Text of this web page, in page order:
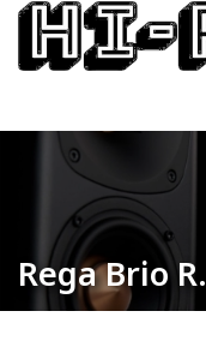
Rega Brio R.